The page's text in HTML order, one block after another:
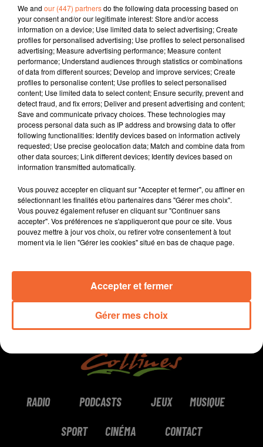
agriculture
17 octobre 2024 - 6 min 48 sec
LA FORÊT CHEZ NOUS
Jacqueline Pinon
A travers champs
Avec Ludo et Jacqueline, COLLINES porte un
regard différent sur l'agriculture chaque semaine
0:00 6 min 48 sec
RADIO PODCASTS JEUX MUSIQUE
SPORT CINÉMA CONTACT
We and our (447) partnersdo the following data processing based on
your consent and/or our legitimate interest: Store and/or access
information on a device; Use limited data to select advertising; Create
profiles for personalised advertising; Use profiles to select personalised
advertising; Measure advertising performance; Measure content
performance; Understand audiences through statistics or combinations
of data from different sources; Develop and improve services; Create
profiles to personalise content; Use profiles to select personalised
content; Use limited data to select content; Ensure security, prevent and
detect fraud, and fix errors; Deliver and present advertising and content;
Save and communicate privacy choices. These technologies may
process personal data such as IP address and browsing data to offer
following functionalities: Identify devices based on information actively
requested; Use precise geolocation data; Match and combine data from
other data sources; Link different devices; Identify devices based on
information transmitted automatically.
Vous pouvez accepter en cliquant sur "Accepter et fermer", ou affiner en
sélectionnant les finalités et/ou partenaires dans "Gérer mes choix".
Vous pouvez également refuser en cliquant sur "Continuer sans
accepter". Vos préférences ne s'appliqueront que pour ce site. Vous
pouvez mettre à jour vos choix, ou retirer votre consentement à tout
moment via le lien "Gérer les cookies" situé en bas de chaque page.
Gérer mes choix
Accepter et fermer